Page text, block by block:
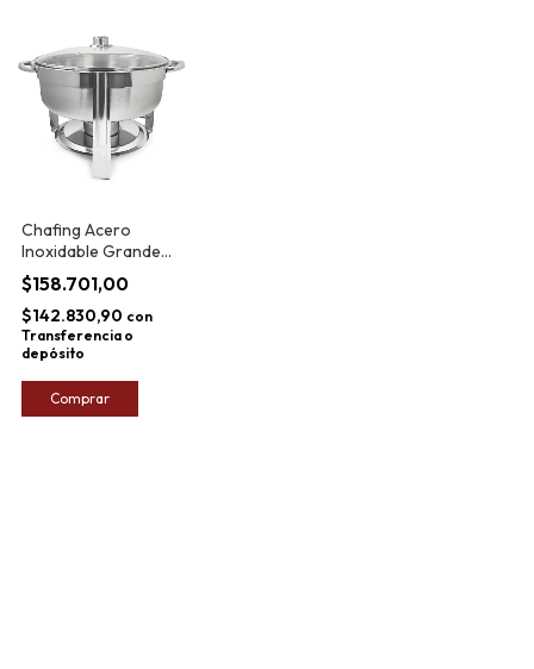
Chafing Acero
Inoxidable Grande
Plato Redondo Tapa
Vidrio 3l
$158.701,00
$142.830,90 con
Transferencia o
depósito